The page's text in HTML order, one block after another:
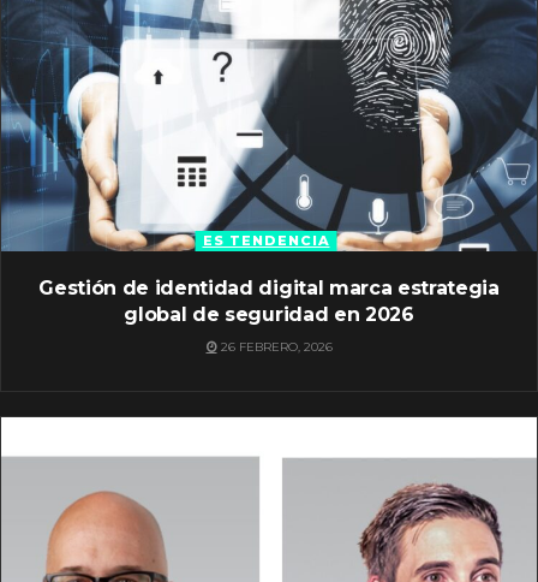
ES TENDENCIA
Gestión de identidad digital marca estrategia
global de seguridad en 2026
26 FEBRERO, 2026